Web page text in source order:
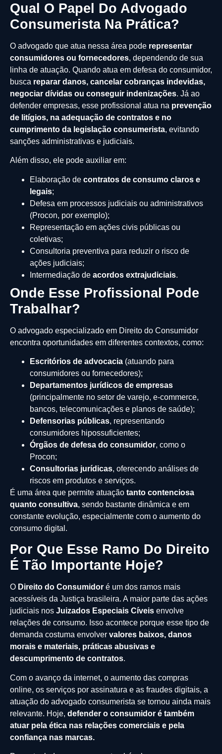
Qual O Papel Do Advogado
Consumerista Na Prática?
O advogado que atua nessa área pode representar
consumidores ou fornecedores, dependendo de sua
linha de atuação. Quando atua em defesa do consumidor,
busca reparar danos, cancelar cobranças indevidas,
negociar dívidas ou conseguir indenizações. Já ao
defender empresas, esse profissional atua na prevenção
de litígios, na adequação de contratos e no
cumprimento da legislação consumerista, evitando
sanções administrativas e judiciais.
Além disso, ele pode auxiliar em:
Elaboração de contratos de consumo claros e
legais;
Defesa em processos judiciais ou administrativos
(Procon, por exemplo);
Representação em ações civis públicas ou
coletivas;
Consultoria preventiva para reduzir o risco de
ações judiciais;
Intermediação de acordos extrajudiciais.
Onde Esse Profissional Pode
Trabalhar?
O advogado especializado em Direito do Consumidor
encontra oportunidades em diferentes contextos, como:
Escritórios de advocacia (atuando para
consumidores ou fornecedores);
Departamentos jurídicos de empresas
(principalmente no setor de varejo, e-commerce,
bancos, telecomunicações e planos de saúde);
Defensorias públicas, representando
consumidores hipossuficientes;
Órgãos de defesa do consumidor, como o
Procon;
Consultorias jurídicas, oferecendo análises de
riscos em produtos e serviços.
É uma área que permite atuação tanto contenciosa
quanto consultiva, sendo bastante dinâmica e em
constante evolução, especialmente com o aumento do
consumo digital.
Por Que Esse Ramo Do Direito
É Tão Importante Hoje?
O Direito do Consumidor é um dos ramos mais
acessíveis da Justiça brasileira. A maior parte das ações
judiciais nos Juizados Especiais Cíveis envolve
relações de consumo. Isso acontece porque esse tipo de
demanda costuma envolver valores baixos, danos
morais e materiais, práticas abusivas e
descumprimento de contratos.
Com o avanço da internet, o aumento das compras
online, os serviços por assinatura e as fraudes digitais, a
atuação do advogado consumerista se tornou ainda mais
relevante. Hoje, defender o consumidor é também
atuar pela ética nas relações comerciais e pela
confiança nas marcas.